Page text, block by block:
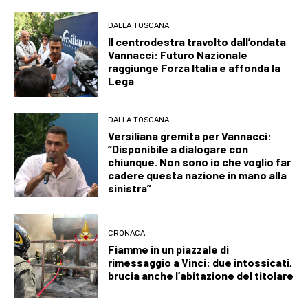
DALLA TOSCANA
Il centrodestra travolto dall’ondata
Vannacci: Futuro Nazionale
raggiunge Forza Italia e affonda la
Lega
DALLA TOSCANA
Versiliana gremita per Vannacci:
“Disponibile a dialogare con
chiunque. Non sono io che voglio far
cadere questa nazione in mano alla
sinistra”
CRONACA
Fiamme in un piazzale di
rimessaggio a Vinci: due intossicati,
brucia anche l’abitazione del titolare